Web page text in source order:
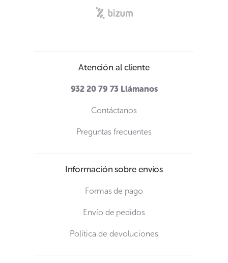
Atención al cliente
932 20 79 73 Llámanos
Contáctanos
Preguntas frecuentes
Información sobre envíos
Formas de pago
Envío de pedidos
Política de devoluciones